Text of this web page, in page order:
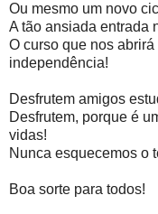
Ou mesmo um novo
A tão ansiada entrada
O curso que nos
independência!
Desfrutem amigos
Desfrutem, porque é
vidas!
Nunca esquecemos o
Boa sorte para todos!